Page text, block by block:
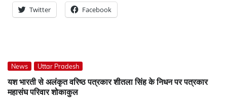
Twitter Facebook
News Uttar Pradesh
यश भारती से अलंकृत वरिष्ठ पत्रकार शीतला सिंह के निधन पर पत्रकार
महासंघ परिवार शोकाकुल